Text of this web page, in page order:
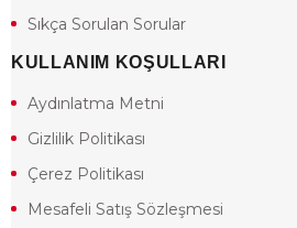
Sıkça Sorulan Sorular
KULLANIM KOŞULLARI
Aydınlatma Metni
Gizlilik Politikası
Çerez Politikası
Mesafeli Satış Sözleşmesi